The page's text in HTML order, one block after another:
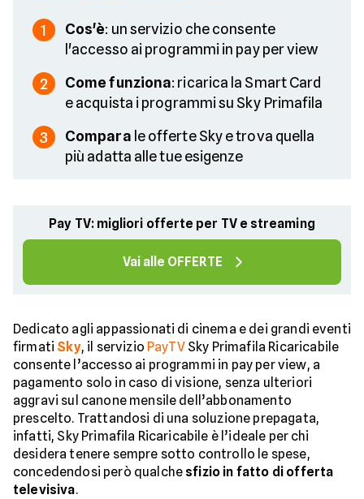
1 Cos'è: un servizio che consente
l'accesso ai programmi in pay per view
2 Come funziona: ricarica la Smart Card
e acquista i programmi su Sky Primafila
3 Compara le offerte Sky e trova quella
più adatta alle tue esigenze
Pay TV: migliori offerte per TV e streaming
Vai alle OFFERTE
Dedicato agli appassionati di cinema e dei grandi eventi
firmati Sky, il servizio PayTVSky Primafila Ricaricabile
consente l’accesso ai programmi in pay per view, a
pagamento solo in caso di visione, senza ulteriori
aggravi sul canone mensile dell’abbonamento
prescelto. Trattandosi di una soluzione prepagata,
infatti, Sky Primafila Ricaricabile è l’ideale per chi
desidera tenere sempre sotto controllo le spese,
concedendosi però qualche sfizio in fatto di offerta
televisiva.